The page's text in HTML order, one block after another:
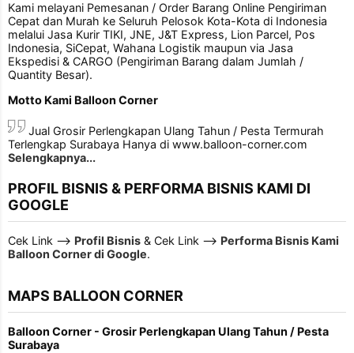
Kami melayani Pemesanan / Order Barang Online Pengiriman
Cepat dan Murah ke Seluruh Pelosok Kota-Kota di Indonesia
melalui Jasa Kurir TIKI, JNE, J&T Express, Lion Parcel, Pos
Indonesia, SiCepat, Wahana Logistik maupun via Jasa
Ekspedisi & CARGO (Pengiriman Barang dalam Jumlah /
Quantity Besar).
Motto Kami Balloon Corner
Jual Grosir Perlengkapan Ulang Tahun / Pesta Termurah
Terlengkap Surabaya Hanya di www.balloon-corner.com
Selengkapnya...
PROFIL BISNIS & PERFORMA BISNIS KAMI DI
GOOGLE
Cek Link --> Profil Bisnis & Cek Link --> Performa Bisnis Kami
Balloon Corner di Google.
MAPS BALLOON CORNER
Balloon Corner - Grosir Perlengkapan Ulang Tahun / Pesta
Surabaya